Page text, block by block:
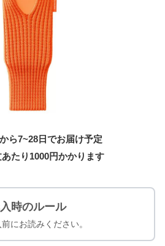
ら7~28日でお届け予定
たり 1000円かかります
時のルール
にお読みください。